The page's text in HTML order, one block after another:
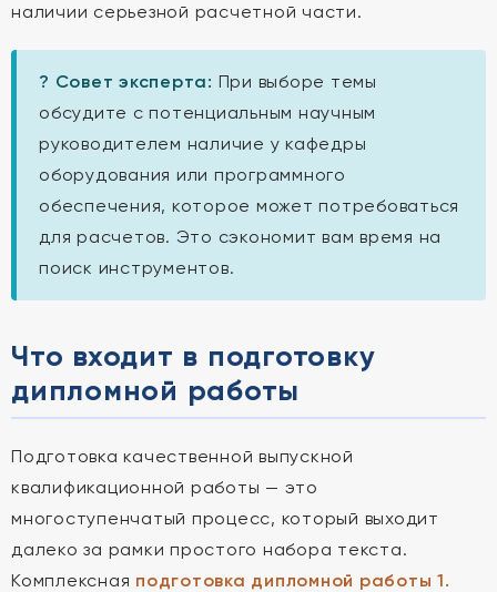
наличии серьезной расчетной части.
? Совет эксперта: При выборе темы
обсудите с потенциальным научным
руководителем наличие у кафедры
оборудования или программного
обеспечения, которое может потребоваться
для расчетов. Это сэкономит вам время на
поиск инструментов.
Что входит в подготовку
дипломной работы
Подготовка качественной выпускной
квалификационной работы — это
многоступенчатый процесс, который выходит
далеко за рамки простого набора текста.
Комплексная подготовка дипломной работы 1.